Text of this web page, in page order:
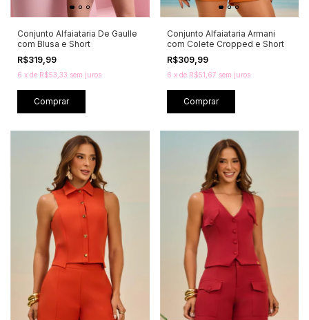
Conjunto Alfaiataria De Gaulle
com Blusa e Short
R$319,99
6 x de R$53,33 sem juros
Comprar
Conjunto Alfaiataria Armani
com Colete Cropped e Short
R$309,99
6 x de R$51,67 sem juros
Comprar